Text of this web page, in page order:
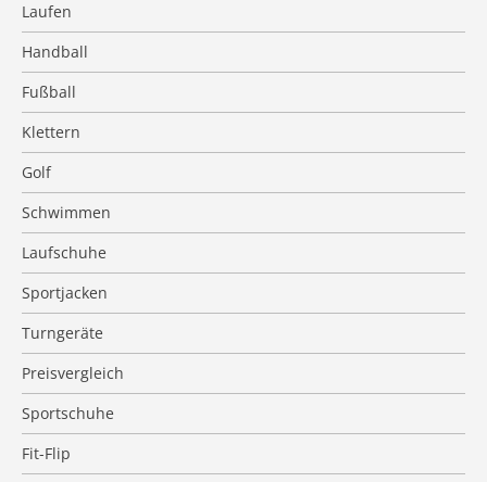
Laufen
Handball
Fußball
Klettern
Golf
Schwimmen
Laufschuhe
Sportjacken
Turngeräte
Preisvergleich
Sportschuhe
Fit-Flip